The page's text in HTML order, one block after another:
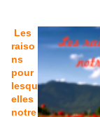
Les
raiso
ns
pour
lesqu
elles
notre